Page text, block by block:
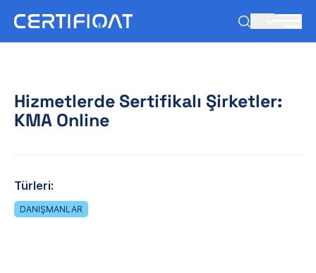
Hizmetlerde Sertifikalı Şirketler:
KMA Online
Türleri:
DANIŞMANLAR